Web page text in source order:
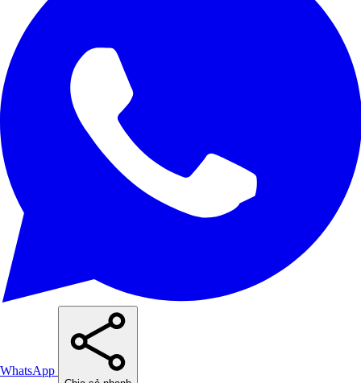
WhatsApp